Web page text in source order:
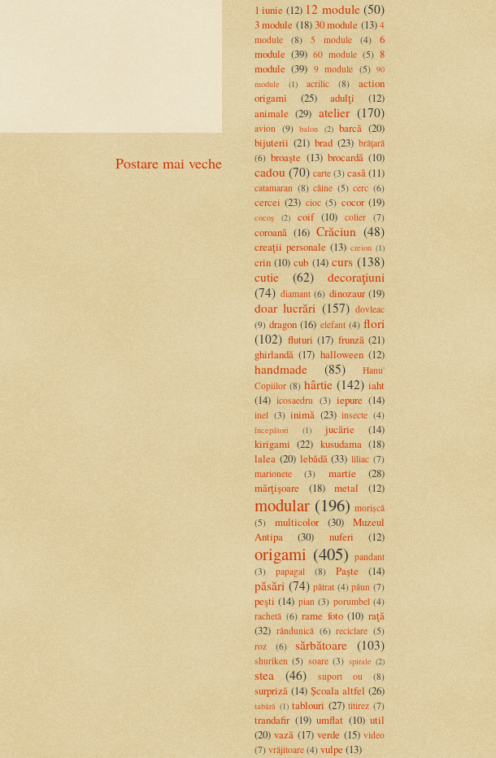
Postare mai veche
1 iunie (12) 12 module (50)
3 module (18)30 module (13) 4
module
(8) 5 module (4)
6
module (39) 60 module (5) 8
module (39) 9 module (5) 90
module
(1) acrilic (8)
action
origami
(25) adulţi
(12)
animale (29) atelier (170)
avion (9) balon (2) barcă (20)
bijuterii (21) brad (23) brăţară
(6) broaşte (13) brocardă (10)
cadou (70) carte (3) casă(11)
catamaran (8) câine (5) cerc (6)
cercei (23) cioc (5) cocor (19)
cocoș (2) coif (10) colier (7)
coroană (16) Crăciun (48)
creaţii personale (13) creion (1)
crin (10) cub (14) curs (138)
cutie
(62)
decoraţiuni
(74) diamant (6) dinozaur (19)
doar lucrări (157) dovleac
(9) dragon (16) elefant (4) flori
(102) fluturi (17) frunză (21)
ghirlandă (17) halloween (12)
handmade (85)
Hanu'
Copiilor (8) hârtie (142) iaht
(14) icosaedru (3) iepure (14)
inel (3) inimă (23) insecte (4)
începători (1) jucărie
(14)
kirigami (22) kusudama (18)
lalea (20) lebădă (33) liliac (7)
marionete
(3) martie
(28)
mărţişoare
(18) metal (12)
modular (196) morișcă
(5)
multicolor (30)
Muzeul
Antipa
(30) nuferi (12)
origami (405) pandant
(3)
papagal (8) Paşte (14)
păsări (74) pătrat (4) păun (7)
peşti (14) pian (3) porumbel (4)
rachetă (6) rame foto (10) raţă
(32) rândunică (6) reciclare (5)
roz
(6) sărbătoare (103)
shuriken (5) soare (3) spirale (2)
stea (46) suport ou (8)
surpriză (14) Școala altfel (26)
tabără (1) tablouri (27) titirez (7)
trandafir (19) umflat (10) util
(20) vază (17) verde (15) video
(7) vrăjitoare (4) vulpe(13)